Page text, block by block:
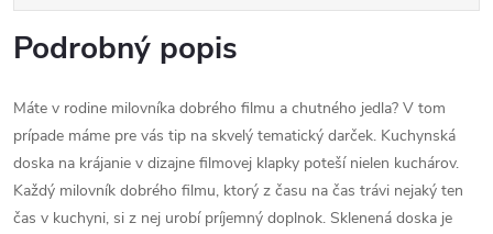
Podrobný popis
Máte v rodine milovníka dobrého filmu a chutného jedla? V tom
prípade máme pre vás tip na skvelý tematický darček. Kuchynská
doska na krájanie v dizajne filmovej klapky poteší nielen kuchárov.
Každý milovník dobrého filmu, ktorý z času na čas trávi nejaký ten
čas v kuchyni, si z nej urobí príjemný doplnok. Sklenená doska je